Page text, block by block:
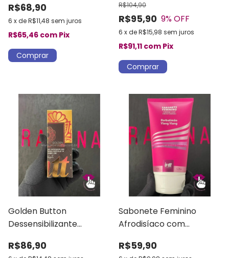
Merengue
R$68,90
6 xdeR$11,48 sem juros
R$65,46 com Pix
R$95,90
R$104,90
9% OFF
6 xdeR$15,98 sem juros
R$91,11 com Pix
Golden Button
Dessensibilizante
R$86,90
Sabonete Feminino
Afrodisíaco com
R$59,90